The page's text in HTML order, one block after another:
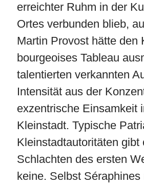
erreichter Ruhm in der
Ortes verbunden blieb,
Martin Provost hätte den
bourgeoises Tableau
talentierten verkannten
Intensität aus der
exzentrische Einsamkeit
Kleinstadt. Typische
Kleinstadtautoritäten
Schlachten des ersten
keine. Selbst